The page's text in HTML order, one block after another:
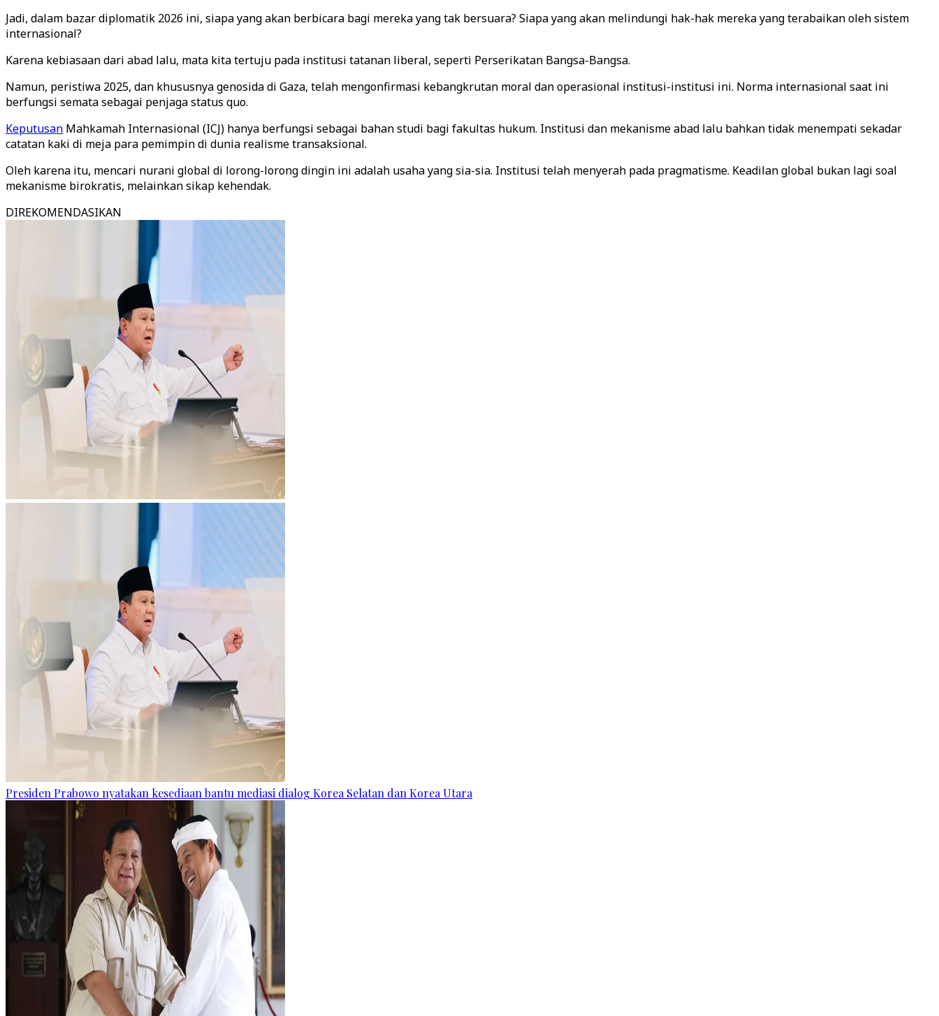
Jadi, dalam bazar diplomatik 2026 ini, siapa yang akan berbicara bagi mereka yang tak bersuara? Siapa yang akan melindungi hak-hak mereka yang terabaikan oleh sistem
internasional?
Karena kebiasaan dari abad lalu, mata kita tertuju pada institusi tatanan liberal, seperti Perserikatan Bangsa-Bangsa.
Namun, peristiwa 2025, dan khususnya genosida di Gaza, telah mengonfirmasi kebangkrutan moral dan operasional institusi-institusi ini. Norma internasional saat ini
berfungsi semata sebagai penjaga status quo.
Keputusan Mahkamah Internasional (ICJ) hanya berfungsi sebagai bahan studi bagi fakultas hukum. Institusi dan mekanisme abad lalu bahkan tidak menempati sekadar
catatan kaki di meja para pemimpin di dunia realisme transaksional.
Oleh karena itu, mencari nurani global di lorong-lorong dingin ini adalah usaha yang sia-sia. Institusi telah menyerah pada pragmatisme. Keadilan global bukan lagi soal
mekanisme birokratis, melainkan sikap kehendak.
DIREKOMENDASIKAN
Presiden Prabowo nyatakan kesediaan bantu mediasi dialog Korea Selatan dan Korea Utara